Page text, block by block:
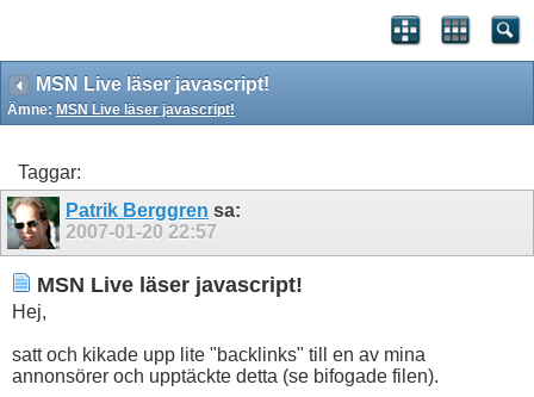
MSN Live läser javascript!
Ämne: MSN Live läser javascript!
Taggar:
Patrik Berggren sa:
2007-01-20 22:57
MSN Live läser javascript!
Hej,
satt och kikade upp lite "backlinks" till en av mina
annonsörer och upptäckte detta (se bifogade filen).